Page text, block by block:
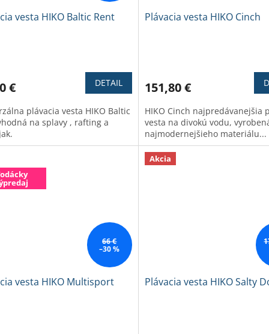
vesta HIKO Baltic Rent
€ DETAIL
plávacia vesta HIKO Baltic
na splavy , rafting a
Plávacia vesta HIKO Cinch
je
z
5
hviezdičiek.
151,80 €
HIKO Cinch najpredávanejšia
vesta na divokú vodu,
najmodernejšieho materiálu...
66 €
–30 %
vesta HIKO Multisport
Akcia
Plávacia vesta HIKO Salty